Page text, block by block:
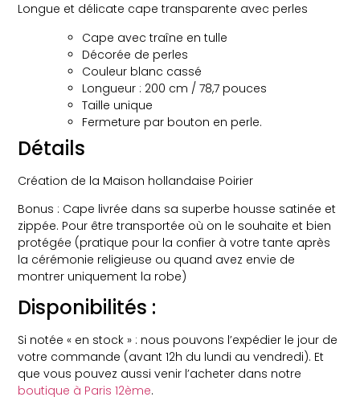
Longue et délicate cape transparente avec perles
Cape avec traîne en tulle
Décorée de perles
Couleur blanc cassé
Longueur : 200 cm / 78,7 pouces
Taille unique
Fermeture par bouton en perle.
Détails
Création de la Maison hollandaise Poirier
Bonus : Cape livrée dans sa superbe housse satinée et
zippée. Pour être transportée où on le souhaite et bien
protégée (pratique pour la confier à votre tante après
la cérémonie religieuse ou quand avez envie de
montrer uniquement la robe)
Disponibilités :
Si notée « en stock » : nous pouvons l’expédier le jour de
votre commande (avant 12h du lundi au vendredi). Et
que vous pouvez aussi venir l’acheter dans notre
boutique à Paris 12ème.